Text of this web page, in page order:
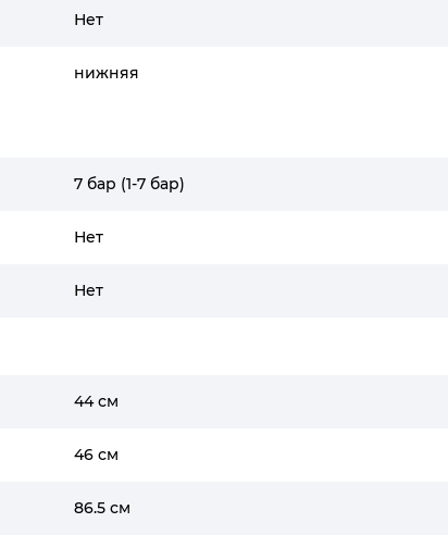
Нет
нижняя
7 бар (1-7 бар)
Нет
Нет
44 см
46 см
86.5 см